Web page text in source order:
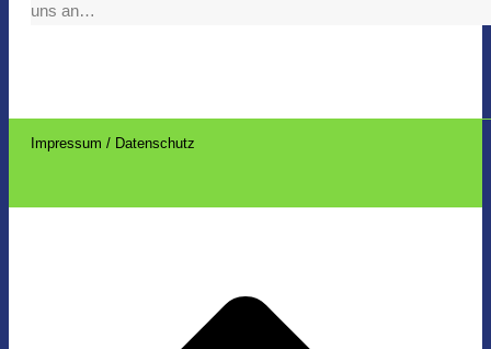
uns an…
Impressum / Datenschutz